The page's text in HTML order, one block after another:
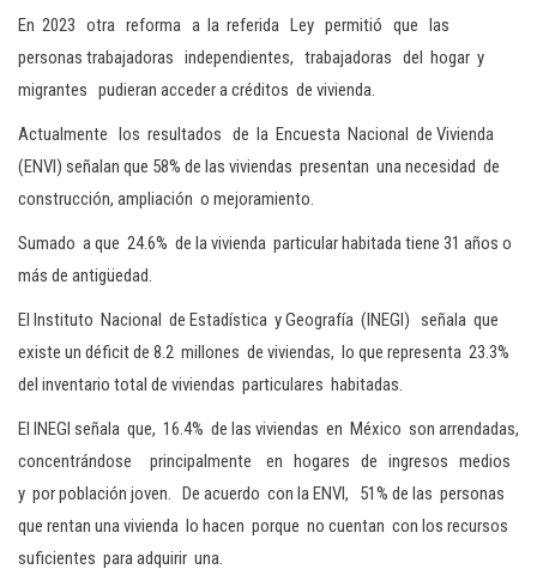
En 2023 otra reforma a la referida Ley permitió que las
personas trabajadoras independientes, trabajadoras del hogar y
migrantes pudieran acceder a créditos de vivienda.
Actualmente los resultados de la Encuesta Nacional de Vivienda
(ENVI) señalan que 58% de las viviendas presentan una necesidad de
construcción, ampliación o mejoramiento.
Sumado a que 24.6% de la vivienda particular habitada tiene 31 años o
más de antigüedad.
El Instituto Nacional de Estadística y Geografía (INEGI) señala que
existe un déficit de 8.2 millones de viviendas, lo que representa 23.3%
del inventario total de viviendas particulares habitadas.
El INEGI señala que, 16.4% de las viviendas en México son arrendadas,
concentrándose principalmente en hogares de ingresos medios
y por población joven. De acuerdo con la ENVI, 51% de las personas
que rentan una vivienda lo hacen porque no cuentan con los recursos
suficientes para adquirir una.